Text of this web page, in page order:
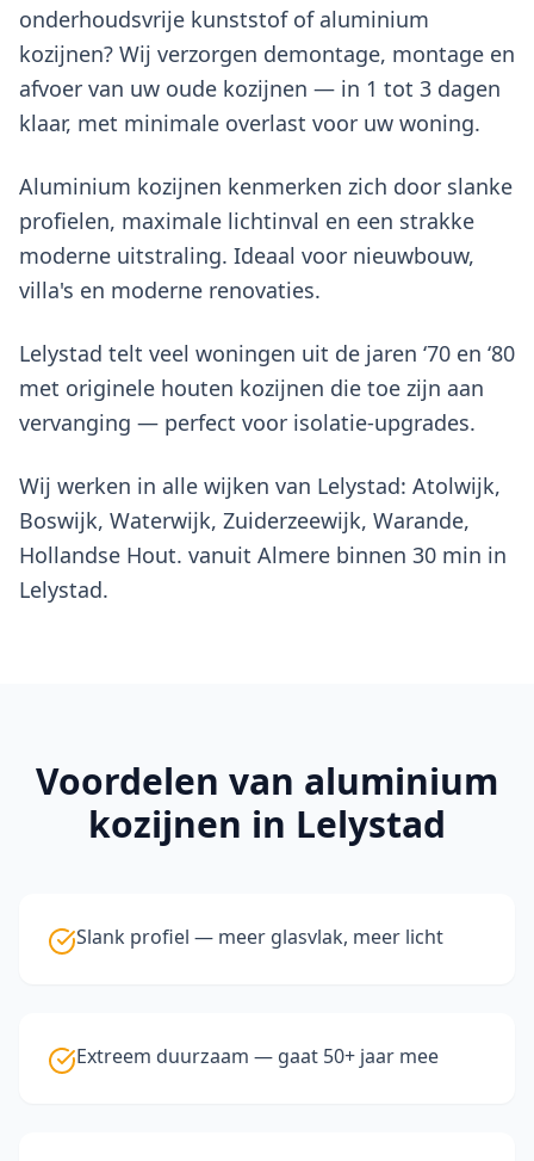
onderhoudsvrije kunststof of aluminium
kozijnen? Wij verzorgen demontage, montage en
afvoer van uw oude kozijnen — in 1 tot 3 dagen
klaar, met minimale overlast voor uw woning.
Aluminium kozijnen kenmerken zich door slanke
profielen, maximale lichtinval en een strakke
moderne uitstraling. Ideaal voor nieuwbouw,
villa's en moderne renovaties.
Lelystad telt veel woningen uit de jaren ‘70 en ‘80
met originele houten kozijnen die toe zijn aan
vervanging — perfect voor isolatie-upgrades.
Wij werken in alle wijken van Lelystad: Atolwijk,
Boswijk, Waterwijk, Zuiderzeewijk, Warande,
Hollandse Hout. vanuit Almere binnen 30 min in
Lelystad.
Voordelen van aluminium
kozijnen in Lelystad
Slank profiel — meer glasvlak, meer licht
Extreem duurzaam — gaat 50+ jaar mee